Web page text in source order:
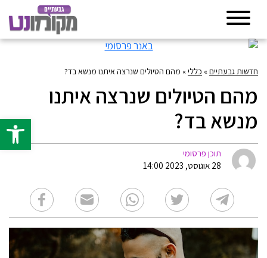
פתח
חדשות גבעתיים» כללי» מהם הטיולים שנרצה איתנו מנשא בד?
מהם הטיולים שנרצה איתנו
מנשא בד?
תוכן פרסומי
28 אוגוסט, 2023 14:00